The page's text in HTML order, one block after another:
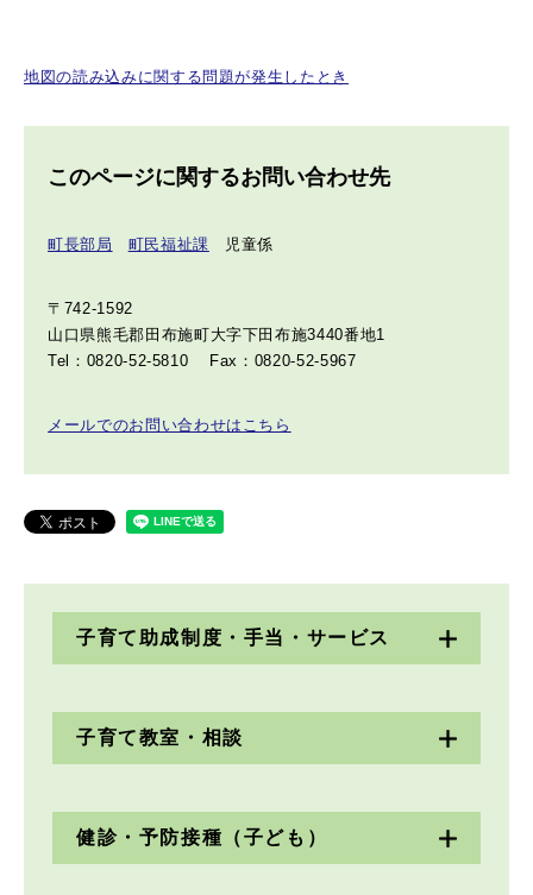
地図の読み込みに関する問題が発生したとき
このページに関するお問い合わせ先
町長部局 町民福祉課 児童係
〒742-1592
山口県熊毛郡田布施町大字下田布施3440番地1
Tel：0820-52-5810
Fax：0820-52-5967
メールでのお問い合わせはこちら
子育て助成制度・手当・サービス
子育て教室・相談
健診・予防接種（子ども）